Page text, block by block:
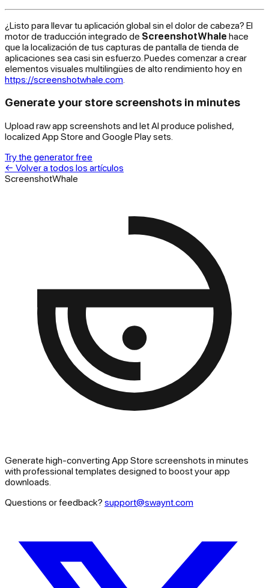
¿Listo para llevar tu aplicación global sin el dolor de cabeza? El
motor de traducción integrado de ScreenshotWhale hace
que la localización de tus capturas de pantalla de tienda de
aplicaciones sea casi sin esfuerzo. Puedes comenzar a crear
elementos visuales multilingües de alto rendimiento hoy en
https://screenshotwhale.com
Generate your store screenshots in minutes
Upload raw app screenshots and let AI produce polished,
localized App Store and Google Play sets.
Try the generator free
← Volver a todos los artículos
ScreenshotWhale
Generate high-converting App Store screenshots in minutes
with professional templates designed to boost your app
downloads.
Questions or feedback? support@swaynt.com